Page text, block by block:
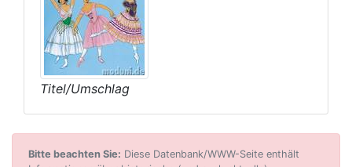
Titel/Umschlag
Bitte beachten Sie: Diese Datenbank/WWW-Seite enthält